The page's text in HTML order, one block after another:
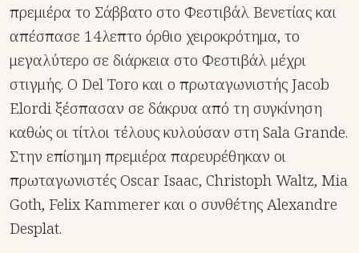
πρεμιέρα το Σάββατο στο Φεστιβάλ Βενετίας και
απέσπασε 14λεπτο όρθιο χειροκρότημα, το
μεγαλύτερο σε διάρκεια στο Φεστιβάλ μέχρι
στιγμής. Ο Del Toro και ο πρωταγωνιστής Jacob
Elordi ξέσπασαν σε δάκρυα από τη συγκίνηση
καθώς οι τίτλοι τέλους κυλούσαν στη Sala Grande.
Στην επίσημη πρεμιέρα παρευρέθηκαν οι
πρωταγωνιστές Oscar Isaac, Christoph Waltz, Mia
Goth, Felix Kammerer και ο συνθέτης Alexandre
Desplat.